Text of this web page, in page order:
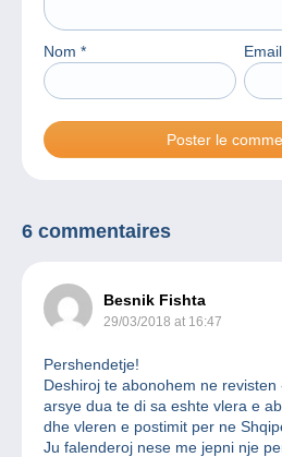
Nom * Email
6 commentaires
Besnik Fishta
29/03/2018 at 16:47
Pershendetje!
Deshiroj te abonohem ne
arsye dua te di sa eshte vlera e
dhe vleren e postimit per ne
Ju falenderoj nese me jepni nje